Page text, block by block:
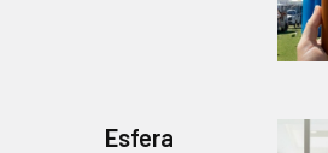
Esfera